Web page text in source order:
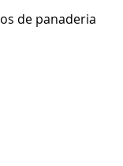
de panaderia